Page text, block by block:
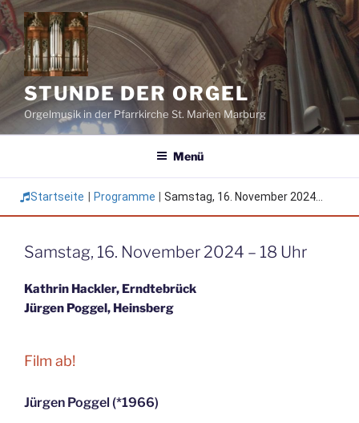
Zum
Inhalt
springen
STUNDE DER ORGEL
Orgelmusik in der Pfarrkirche St. Marien Marburg
Menü
Startseite Programme Samstag, 16. November 2024...
Samstag, 16. November 2024 – 18 Uhr
Kathrin Hackler, Erndtebrück
Jürgen Poggel, Heinsberg
Film ab!
Jürgen Poggel (*1966)